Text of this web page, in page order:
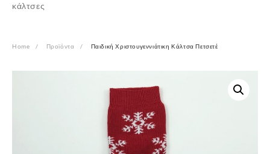
κάλτσες
Home Προϊόντα Παιδική Χριστουγεννιάτικη Κάλτσα Πετσετέ